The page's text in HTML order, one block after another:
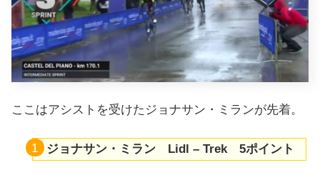
ここはアシストを受けたジョナサン・ミランが先着。
ジョナサン・ミラン Lidl – Trek 5ポイント